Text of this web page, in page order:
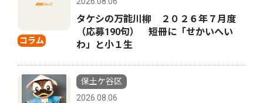
コラム
タケシの万能川柳 ２０２６年７月度
（応募190句） 短冊に「せかいへい
わ」と小１生
保土ケ谷区
2026.08.06